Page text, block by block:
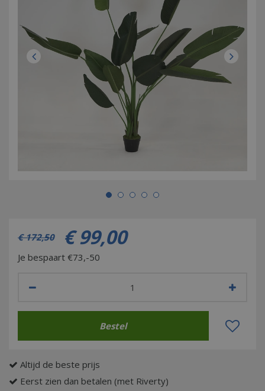
€ 172,50 € 99,00
Je bespaart €73,-50
Altijd de beste prijs
Eerst zien dan betalen (met Riverty)